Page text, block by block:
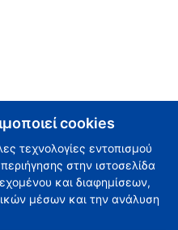
cookies
τεχνολογίες εντοπισμού
στην ιστοσελίδα
και διαφημίσεων,
μέσων και την ανάλυση